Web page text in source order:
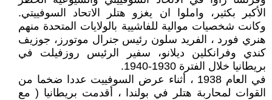
الأكبر بكثير، واملوا ان يغزو هتلر الاتحاد السوفييتي.
وكانت شخصيات موالية للفاشيية بالولايات المتحدة منهم
هنري فورد ، الفريد سلون رئيس جنرال موتورز، جوزيف
كندي وفرانكلين ديلانو، سفير الرئيس روزفيلت في
بريطانيا خلال الفترة 1930-1940.
في العام 1938 ، أثناء عرض السوفييت عددا ضخما من
القوات لمحاربة هتلر في بولندا ، أقدمت بريطانيا ( مع